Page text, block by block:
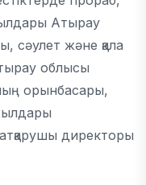
Атырау
сәулет және қала
облысы
орынбасары,
директоры